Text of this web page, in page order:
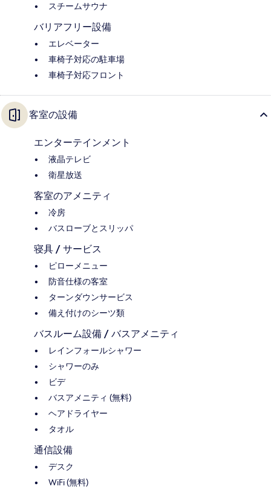
スチームサウナ
バリアフリー設備
エレベーター
車椅子対応の駐車場
車椅子対応フロント
客室の設備
エンターテインメント
液晶テレビ
衛星放送
客室のアメニティ
冷房
バスローブとスリッパ
寝具 / サービス
ピローメニュー
防音仕様の客室
ターンダウンサービス
備え付けのシーツ類
バスルーム設備 / バスアメニティ
レインフォールシャワー
シャワーのみ
ビデ
バスアメニティ (無料)
ヘアドライヤー
タオル
通信設備
デスク
WiFi (無料)